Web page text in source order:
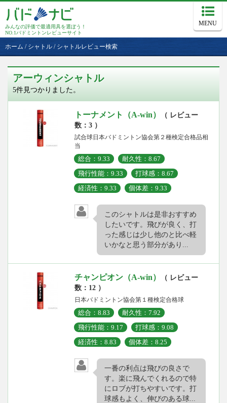
みんなの評価で最適用具を選ぼう！
NO.1バドミントンレビューサイト
MENU
ホーム / シャトル / シャトルレビュー検索
アーウィンシャトル
5件見つかりました。
トーナメント（A-win）
（ レビュー
数：3 ）
試合球日本バドミントン協会第２種検定合格品相
当
総合：9.33
耐久性：8.67
飛行性能：9.33
打球感：8.67
経済性：9.33
個体差：9.33
このシャトルは是非おすすめ
したいです。飛びが良く、打
った感じは少し他のと比べ軽
いかなと思う部分があり...
チャンピオン（A-win）
（ レビュー
数：12 ）
日本バドミントン協会第１種検定合格球
総合：8.83
耐久性：7.92
飛行性能：9.17
打球感：9.08
経済性：8.83
個体差：8.25
一番の利点は飛びの良さで
す。楽に飛んでくれるので特
にロブが打ちやすいです。打
球感もよく、伸びのある球...